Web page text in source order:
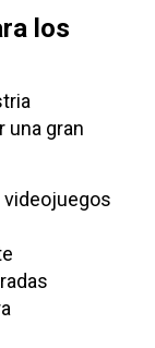
los
una gran
videojuegos